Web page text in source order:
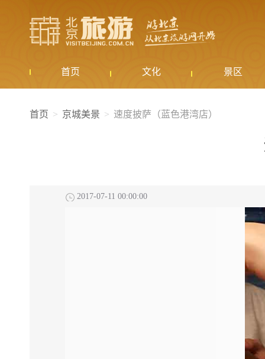
首页 文化 景区
首页 京城美景 速度披萨（蓝色港湾店）
2017-07-11 00:00:00